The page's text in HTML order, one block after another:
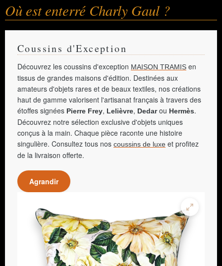
Où est enterré Charly Gaul ?
Coussins d'Exception
Découvrez les coussins d'exception MAISON TRAMIS en
tissus de grandes maisons d'édition. Destinées aux
amateurs d'objets rares et de beaux textiles, nos créations
haut de gamme valorisent l'artisanat français à travers des
étoffes signées Pierre Frey, Lelièvre, Dedarou Hermès.
Découvrez notre sélection exclusive d'objets uniques
conçus à la main. Chaque pièce raconte une histoire
singulière. Consultez tous nos coussins de luxe et profitez
de la livraison offerte.
Agrandir